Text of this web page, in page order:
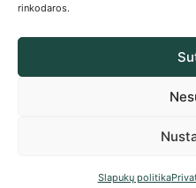
rinkodaros.
Slapukų politika
Kurkime sodą,
patogu ilsėtis.
Sekite mus Facebook